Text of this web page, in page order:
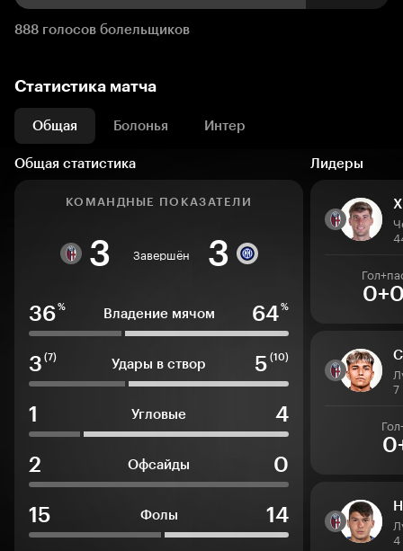
888 голосов болельщиков
Статистика матча
Общая Болонья Интер
Общая статистика Лидеры
КОМАНДНЫЕ ПОКАЗАТЕЛИ
3 Завершён 3
36% Владение мячом 64%
3 (7) Удары в створ 5 (10)
1 Угловые
4
2
Офсайды
0
15
Фолы
14
7
4